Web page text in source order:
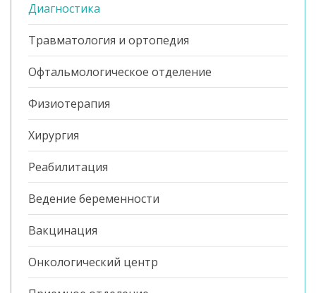
Диагностика
Травматология и ортопедия
Офтальмологическое отделение
Физиотерапия
Хирургия
Реабилитация
Ведение беременности
Вакцинация
Онкологический центр